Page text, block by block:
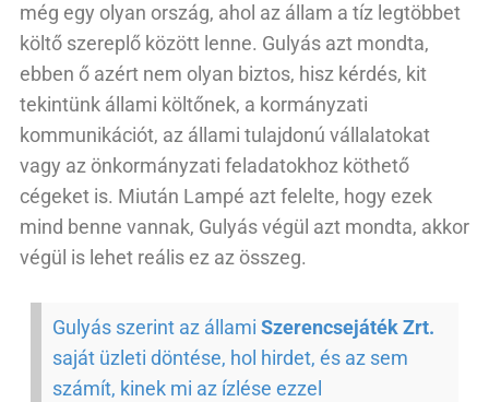
még egy olyan ország, ahol az állam a tíz legtöbbet
költő szereplő között lenne. Gulyás azt mondta,
ebben ő azért nem olyan biztos, hisz kérdés, kit
tekintünk állami költőnek, a kormányzati
kommunikációt, az állami tulajdonú vállalatokat
vagy az önkormányzati feladatokhoz köthető
cégeket is. Miután Lampé azt felelte, hogy ezek
mind benne vannak, Gulyás végül azt mondta, akkor
végül is lehet reális ez az összeg.
Gulyás szerint az állami Szerencsejáték Zrt.
saját üzleti döntése, hol hirdet, és az sem
számít, kinek mi az ízlése ezzel